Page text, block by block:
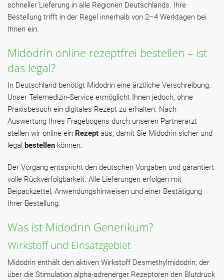
schneller Lieferung in alle Regionen Deutschlands. Ihre
Bestellung trifft in der Regel innerhalb von 2–4 Werktagen bei
Ihnen ein.
Midodrin online rezeptfrei bestellen – ist
das legal?
In Deutschland benötigt Midodrin eine ärztliche Verschreibung.
Unser Telemedizin-Service ermöglicht Ihnen jedoch, ohne
Praxisbesuch ein digitales Rezept zu erhalten. Nach
Auswertung Ihres Fragebogens durch unseren Partnerarzt
stellen wir online ein Rezept aus, damit Sie Midodrin sicher und
legal bestellen können.
Der Vorgang entspricht den deutschen Vorgaben und garantiert
volle Rückverfolgbarkeit. Alle Lieferungen erfolgen mit
Beipackzettel, Anwendungshinweisen und einer Bestätigung
Ihrer Bestellung.
Was ist Midodrin Generikum?
Wirkstoff und Einsatzgebiet
Midodrin enthält den aktiven Wirkstoff Desmethylmidodrin, der
über die Stimulation alpha-adrenerger Rezeptoren den Blutdruck